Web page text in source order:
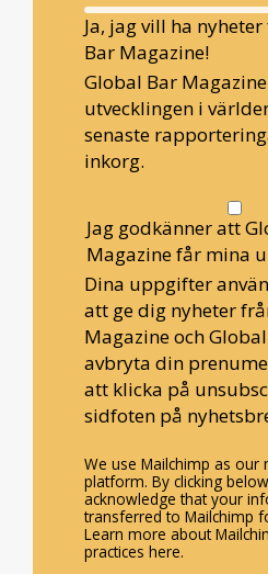
Ja, jag vill ha
Bar Magazine!
Global Bar
utvecklingen i
senaste
inkorg.
Jag godkänner att
Magazine får mina
Dina uppgifter
att ge dig nyheter
Magazine och
avbryta din
att klicka på
sidfoten på
We use Mailchimp as our
platform. By clicking
acknowledge that your
transferred to Mailchimp
Learn more about
practices here.